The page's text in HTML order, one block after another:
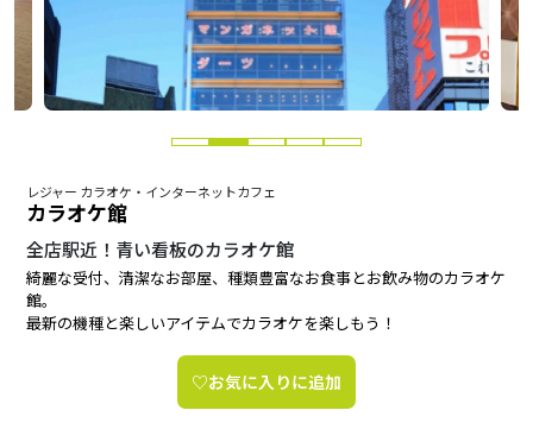
レジャー カラオケ・インターネットカフェ
カラオケ館
全店駅近！青い看板のカラオケ館
綺麗な受付、清潔なお部屋、種類豊富なお食事とお飲み物のカラオケ
館。
最新の機種と楽しいアイテムでカラオケを楽しもう！
♡お気に入りに追加